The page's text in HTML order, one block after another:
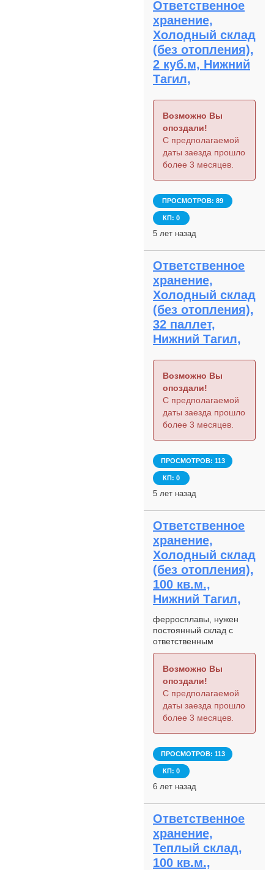
Ответственное
хранение,
Холодный склад
(без отопления),
2 куб.м, Нижний
Тагил,
Возможно Вы
опоздали!
С предполагаемой
даты заезда прошло
более 3 месяцев.
ПРОСМОТРОВ: 89
КП: 0
5 лет назад
Ответственное
хранение,
Холодный склад
(без отопления),
32 паллет,
Нижний Тагил,
Возможно Вы
опоздали!
С предполагаемой
даты заезда прошло
более 3 месяцев.
ПРОСМОТРОВ: 113
КП: 0
5 лет назад
Ответственное
хранение,
Холодный склад
(без отопления),
100 кв.м.,
Нижний Тагил,
ферросплавы, нужен
постоянный склад с
ответственным
хранением и услугами
бы был свободный
подъезд к фуре,
интересует какая
погрузка есть
Возможно Вы
опоздали!
С предполагаемой
даты заезда прошло
более 3 месяцев.
ПРОСМОТРОВ: 113
КП: 0
6 лет назад
Ответственное
хранение,
Теплый склад,
100 кв.м.,